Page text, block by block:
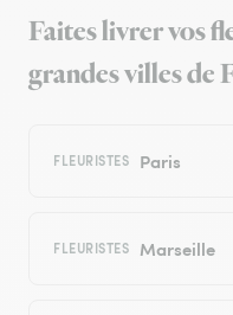
Faites livrer vos
grandes villes de
FLEURISTES Paris
FLEURISTES Marseille